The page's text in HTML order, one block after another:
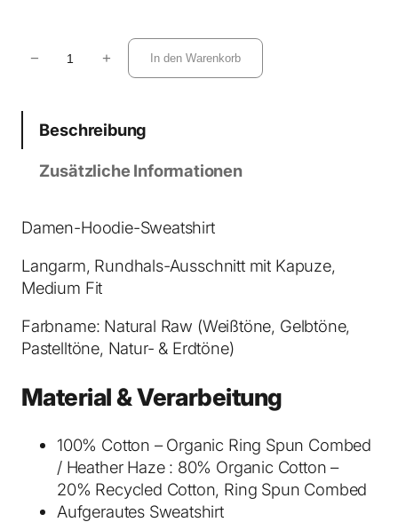
l
r
H
o
d
i
-
− + In den Warenkorb
Beschreibung
Zusätzliche Informationen
Damen-Hoodie-Sweatshirt
Langarm, Rundhals-Ausschnitt mit Kapuze,
Medium Fit
Farbname: Natural Raw (Weißtöne, Gelbtöne,
Pastelltöne, Natur- & Erdtöne)
Material & Verarbeitung
100% Cotton – Organic Ring Spun Combed
/ Heather Haze : 80% Organic Cotton –
20% Recycled Cotton, Ring Spun Combed
Aufgerautes Sweatshirt